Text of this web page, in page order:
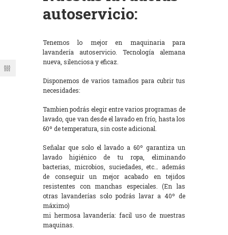
autoservicio:
Tenemos lo mejor en maquinaria para
lavandería autoservicio. Tecnología alemana
nueva, silenciosa y eficaz.
Disponemos de varios tamaños para cubrir tus
necesidades:
Tambien podrás elegir entre varios programas de
lavado, que van desde el lavado en frío, hasta los
60º de temperatura, sin coste adicional.
Señalar que solo el lavado a 60º garantiza un
lavado higiénico de tu ropa, eliminando
bacterias, microbios, suciedades, etc… además
de conseguir un mejor acabado en tejidos
resistentes con manchas especiales. (En las
otras lavanderías solo podrás lavar a 40º de
máximo)
mi hermosa lavandería: facil uso de nuestras
maquinas.